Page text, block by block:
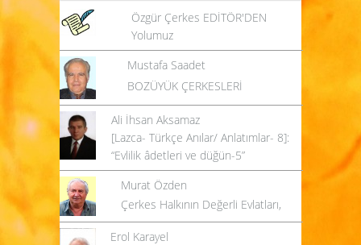
Özgür Çerkes EDİTÖR'DEN
Yolumuz
Mustafa Saadet
BOZÜYÜK ÇERKESLERİ
Ali İhsan Aksamaz
[Lazca- Türkçe Anılar/ Anlatımlar- 8]:
“Evlilik âdetleri ve düğün-5”
Murat Özden
Çerkes Halkının Değerli Evlatları,
Erol Karayel